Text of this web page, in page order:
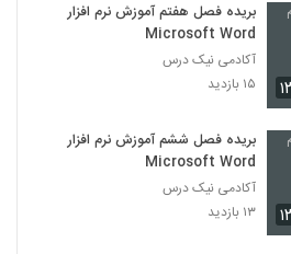
بریده فصل هفتم آموزش نرم افزار
Microsoft Word
آکادمی نیک درس
۱۵ بازدید
بریده فصل ششم آموزش نرم افزار
Microsoft Word
آکادمی نیک درس
۱۳ بازدید